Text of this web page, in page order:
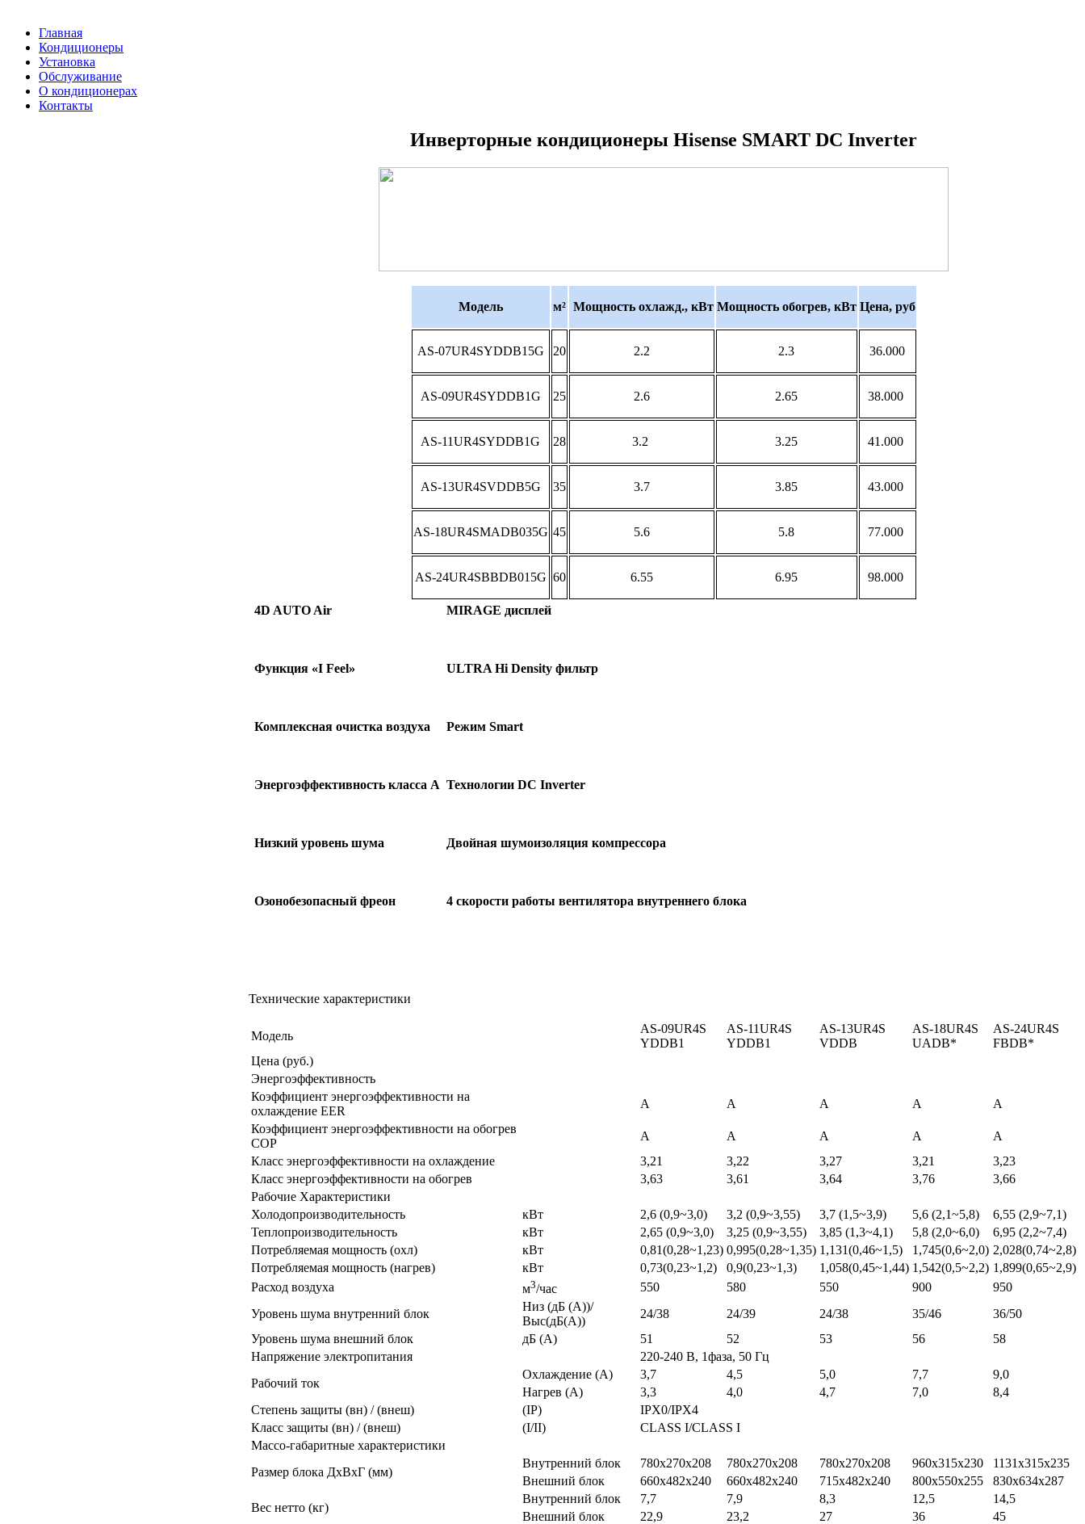
Главная
Кондиционеры
Установка
Обслуживание
О кондиционерах
Контакты
Инверторные кондиционеры Hisense SMART DC Inverter
Модель м² Мощность охлажд., кВт Мощность обогрев, кВт Цена, руб
AS-07UR4SYDDB15G 20 2.2 2.3 36.000
AS-09UR4SYDDB1G 25 2.6 2.65 38.000
AS-11UR4SYDDB1G 28 3.2 3.25 41.000
AS-13UR4SVDDB5G 35 3.7 3.85 43.000
AS-18UR4SMADB035G 45 5.6 5.8 77.000
AS-24UR4SBBDB015G 60 6.55 6.95 98.000
4D AUTO Air MIRAGE дисплей
Функция «I Feel» ULTRA Hi Density фильтр
Комплексная очистка воздуха Режим Smart
Энергоэффективность класса А Технологии DC Inverter
Низкий уровень шума Двойная шумоизоляция компрессора
Озонобезопасный фреон 4 скорости работы вентилятора внутреннего блока
Технические характеристики
Модель
AS-09UR4S
YDDB1
AS-11UR4S
YDDB1
AS-13UR4S
VDDB
AS-18UR4S
UADB*
AS-24UR4S
FBDB*
Цена (руб.)
Энергоэффективность
Коэффициент энергоэффективности на
охлаждение EER
А А А А
А
Коэффициент энергоэффективности на обогрев
COP
А А А А
А
Класс энергоэффективности на охлаждение
3,21 3,22 3,27 3,21
3,23
Класс энергоэффективности на обогрев
3,63 3,61 3,64 3,76
3,66
Рабочие Характеристики
Холодопроизводительность
кВт 2,6 (0,9~3,0) 3,2 (0,9~3,55) 3,7 (1,5~3,9) 5,6 (2,1~5,8)
6,55 (2,9~7,1)
Теплопроизводительность
кВт 2,65 (0,9~3,0) 3,25 (0,9~3,55) 3,85 (1,3~4,1) 5,8 (2,0~6,0)
6,95 (2,2~7,4)
Потребляемая мощность (охл)
кВт 0,81(0,28~1,23) 0,995(0,28~1,35) 1,131(0,46~1,5) 1,745(0,6~2,0) 2,028(0,74~2,8)
Потребляемая мощность (нагрев)
кВт 0,73(0,23~1,2) 0,9(0,23~1,3) 1,058(0,45~1,44) 1,542(0,5~2,2) 1,899(0,65~2,9)
Расход воздуха
м3/час 550 580 550 900
950
Уровень шума внутренний блок
Низ (дБ (A))/
Выс(дБ(A))
24/38 24/39 24/38 35/46
36/50
Уровень шума внешний блок
дБ (A) 51 52 53 56
58
Напряжение электропитания
220-240 В, 1фаза, 50 Гц
Рабочий ток
Охлаждение (A) 3,7 4,5 5,0 7,7
9,0
Нагрев (A)
3,3 4,0 4,7 7,0
8,4
Степень защиты (вн) / (внеш)
(IP)
IPX0/IPX4
Класс защиты (вн) / (внеш)
(I/II)
CLASS I/CLASS I
Массо-габаритные характеристики
Размер блока ДхВхГ (мм)
Внутренний блок 780x270x208 780x270x208 780x270x208 960x315x230
1131x315x235
Внешний блок
660x482x240 660x482x240 715x482x240 800x550x255
830x634x287
Вес нетто (кг)
Внутренний блок 7,7 7,9 8,3 12,5
14,5
Внешний блок
22,9 23,2 27 36
45